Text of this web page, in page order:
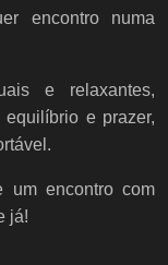
encontro numa
e relaxantes,
equilíbrio e prazer,
um encontro com
já!